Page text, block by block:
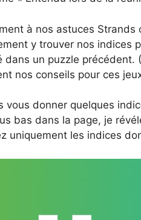
à nos astuces
y trouver nos indices
dans un puzzle précédent.
nos conseils pour ces
vous donner quelques
bas dans la page, je
uniquement les indices